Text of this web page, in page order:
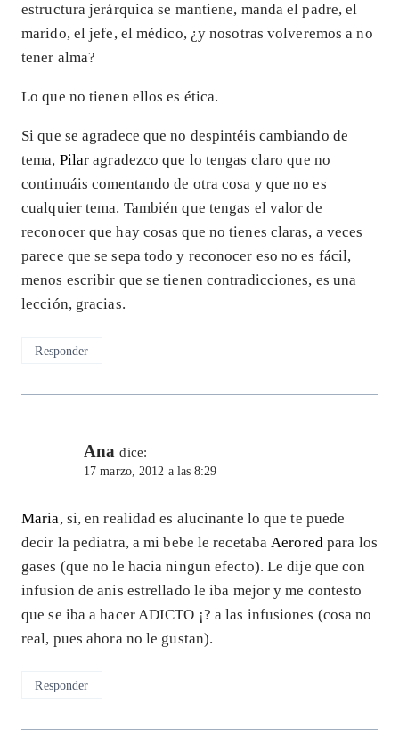
estructura jerárquica se mantiene, manda el padre, el
marido, el jefe, el médico, ¿y nosotras volveremos a no
tener alma?
Lo que no tienen ellos es ética.
Si que se agradece que no despintéis cambiando de
tema, Pilaragradezco que lo tengas claro que no
continuáis comentando de otra cosa y que no es
cualquier tema. También que tengas el valor de
reconocer que hay cosas que no tienes claras, a veces
parece que se sepa todo y reconocer eso no es fácil,
menos escribir que se tienen contradicciones, es una
lección, gracias.
Responder
Ana dice:
17 marzo, 2012 a las 8:29
Maria, si, en realidad es alucinante lo que te puede
decir la pediatra, a mi bebe le recetabaAeroredpara los
gases (que no le hacia ningun efecto). Le dije que con
infusion de anis estrellado le iba mejor y me contesto
que se iba a hacer ADICTO ¡? a las infusiones (cosa no
real, pues ahora no le gustan).
Responder